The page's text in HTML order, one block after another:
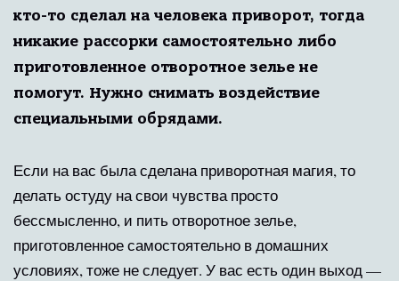
кто-то сделал на человека приворот, тогда
никакие рассорки самостоятельно либо
приготовленное отворотное зелье не
помогут. Нужно снимать воздействие
специальными обрядами.
Если на вас была сделана приворотная магия, то
делать остуду на свои чувства просто
бессмысленно, и пить отворотное зелье,
приготовленное самостоятельно в домашних
условиях, тоже не следует. У вас есть один выход —